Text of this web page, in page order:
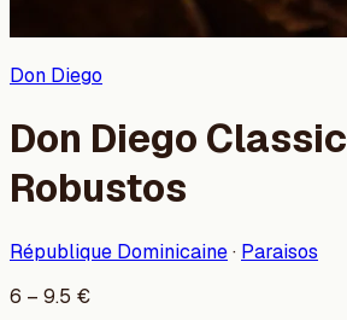
Don Diego
Don Diego Classic
Robustos
République Dominicaine· Paraisos
6 – 9.5 €